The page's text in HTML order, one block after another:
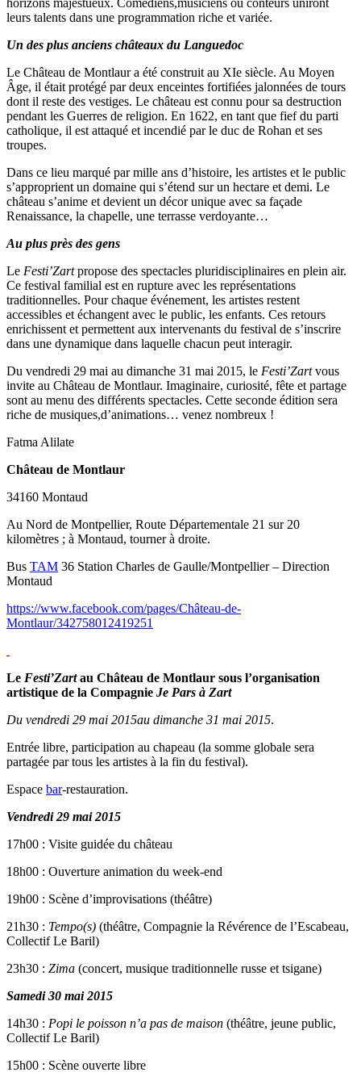
leurs talents dans une programmation riche et variée.
Un des plus anciens châteaux du Languedoc
Le Château de Montlaur a été construit au XIe siècle. Au Moyen
Âge, il était protégé par deux enceintes fortifiées jalonnées de tours
dont il reste des vestiges. Le château est connu pour sa destruction
pendant les Guerres de religion. En 1622, en tant que fief du parti
catholique, il est attaqué et incendié par le duc de Rohan et ses
troupes.
Dans ce lieu marqué par mille ans d’histoire, les artistes et le public
s’approprient un domaine qui s’étend sur un hectare et demi. Le
château s’anime et devient un décor unique avec sa façade
Renaissance, la chapelle, une terrasse verdoyante…
Au plus près des gens
Le Festi’Zartpropose des spectacles pluridisciplinaires en plein air.
Ce festival familial est en rupture avec les représentations
traditionnelles. Pour chaque événement, les artistes restent
accessibles et échangent avec le public, les enfants. Ces retours
enrichissent et permettent aux intervenants du festival de s’inscrire
dans une dynamique dans laquelle chacun peut interagir.
Du vendredi 29 mai au dimanche 31 mai 2015, le Festi’Zartvous
invite au Château de Montlaur. Imaginaire, curiosité, fête et partage
sont au menu des différents spectacles. Cette seconde édition sera
riche de musiques,d’animations… venez nombreux !
Fatma Alilate
Château de Montlaur
34160 Montaud
Au Nord de Montpellier, Route Départementale 21 sur 20
kilomètres ; à Montaud, tourner à droite.
Bus TAM 36 Station Charles de Gaulle/Montpellier – Direction
Montaud
https://www.facebook.com/pages/Château-de-
Montlaur/342758012419251
Le Festi’Zartau Château de Montlaur sous l’organisation
artistique de la Compagnie Je Pars à Zart
Du vendredi 29 mai 2015au dimanche 31 mai 2015.
Entrée libre, participation au chapeau (la somme globale sera
partagée par tous les artistes à la fin du festival).
Espace bar-restauration.
Vendredi 29 mai 2015
17h00 : Visite guidée du château
18h00 : Ouverture animation du week-end
19h00 : Scène d’improvisations (théâtre)
21h30 : Tempo(s) (théâtre, Compagnie la Révérence de l’Escabeau,
Collectif Le Baril)
23h30 : Zima (concert, musique traditionnelle russe et tsigane)
Samedi 30 mai 2015
14h30 : Popi le poisson n’a pas de maison (théâtre, jeune public,
Collectif Le Baril)
15h00 : Scène ouverte libre